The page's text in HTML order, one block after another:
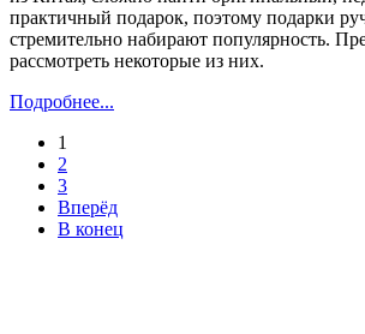
практичный подарок, поэтому подарки
стремительно набирают популярность.
рассмотреть некоторые из них.
Подробнее...
1
2
3
Вперёд
В конец